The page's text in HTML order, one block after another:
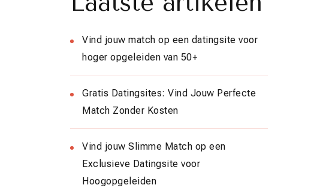
Vind jouw match op een datingsite voor
hoger opgeleiden van 50+
Gratis Datingsites: Vind Jouw Perfecte
Match Zonder Kosten
Vind jouw Slimme Match op een
Exclusieve Datingsite voor
Hoogopgeleiden